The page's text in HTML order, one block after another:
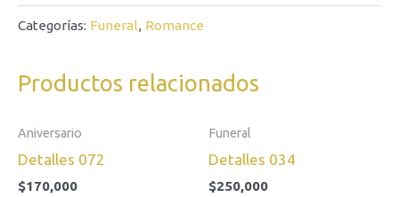
Categorías: Funeral, Romance
Productos relacionados
Aniversario
Detalles 072
$170,000
Funeral
Detalles 034
$250,000